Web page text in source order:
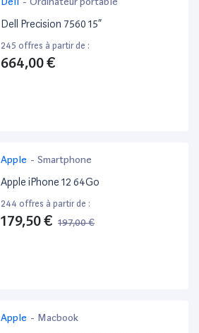
Dell Precision 7560 15”
245 offres à partir de :
664,00 €
Apple - Smartphone
Apple iPhone 12 64Go
244 offres à partir de :
179,50 € 197,00 €
Apple - Macbook